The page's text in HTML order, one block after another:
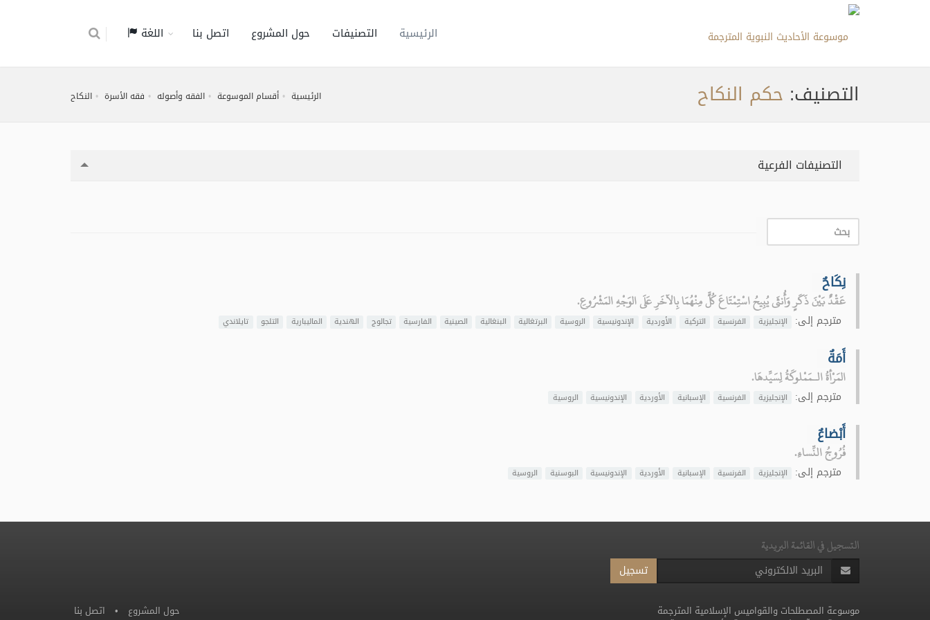
الرئيسية التصنيفات حول المشروع اتصل بنا اللغة
التصنيف: حكم النكاح الرئيسية أقسام الموسوعة الفقه وأصوله فقه الأسرة النكاح
التصنيفات الفرعية
نِكَاحٌ
عَقْدٌ بَيْنَ ذَكَرٍ وَأُنثَى يُبِيحُ اسْتِمْتَاعَ كُلٍّ مِنْهُمَا بِالآخَرِ عَلَى الوَجْهِ المَشْرُوعِ.
مترجم إلى: الإنجليزية الفرنسية التركية الأوردية الإندونيسية الروسية البرتغالية البنغالية الصينية الفارسية تجالوج الهندية الماليبارية التلجو تايلاندي
أَمَةٌ
المَرْأةُ الـمَمْلوكَةُ لِسَيِّدهَا.
مترجم إلى: الإنجليزية الفرنسية الإسبانية الأوردية الإندونيسية الروسية
أَبْضاعٌ
فُرُوجُ النِّساءِ.
مترجم إلى: الإنجليزية الفرنسية الإسبانية الأوردية الإندونيسية البوسنية الروسية
التسجيل في القائمة البريدية
تسجيل
حول المشروع • اتصل بنا موسوعة المصطلحات والقواميس الإسلامية المترجمة